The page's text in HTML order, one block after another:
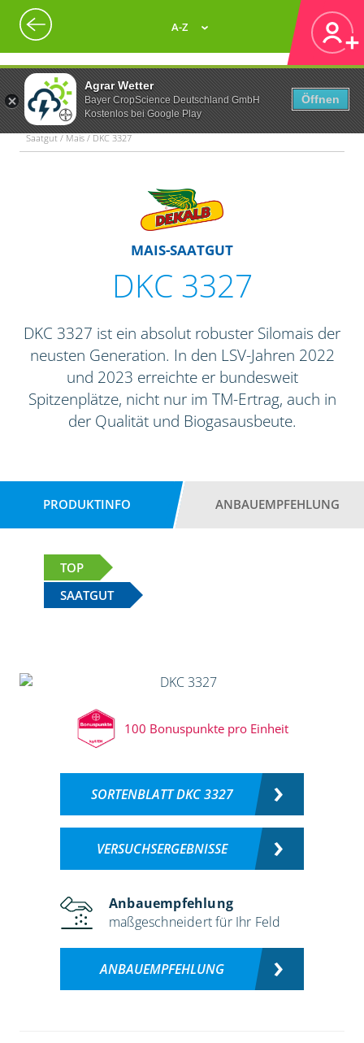
Agrar Wetter
Bayer CropScience Deutschland GmbH
Kostenlos bei Google Play
Öffnen
A-Z
Saatgut / Mais / DKC 3327
MAIS-SAATGUT
DKC 3327
DKC 3327 ist ein absolut robuster Silomais der
neusten Generation. In den LSV-Jahren 2022
und 2023 erreichte er bundesweit
Spitzenplätze, nicht nur im TM-Ertrag, auch in
der Qualität und Biogasausbeute.
PRODUKTINFO ANBAUEMPFEHLUNG
TOP
SAATGUT
100 Bonuspunkte pro Einheit
SORTENBLATT DKC 3327
VERSUCHSERGEBNISSE
Anbauempfehlung
maßgeschneidert für Ihr Feld
ANBAUEMPFEHLUNG